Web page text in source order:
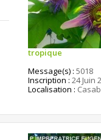
tropique
Message(s) : 5018
Inscription : 24 Juin
Localisation :